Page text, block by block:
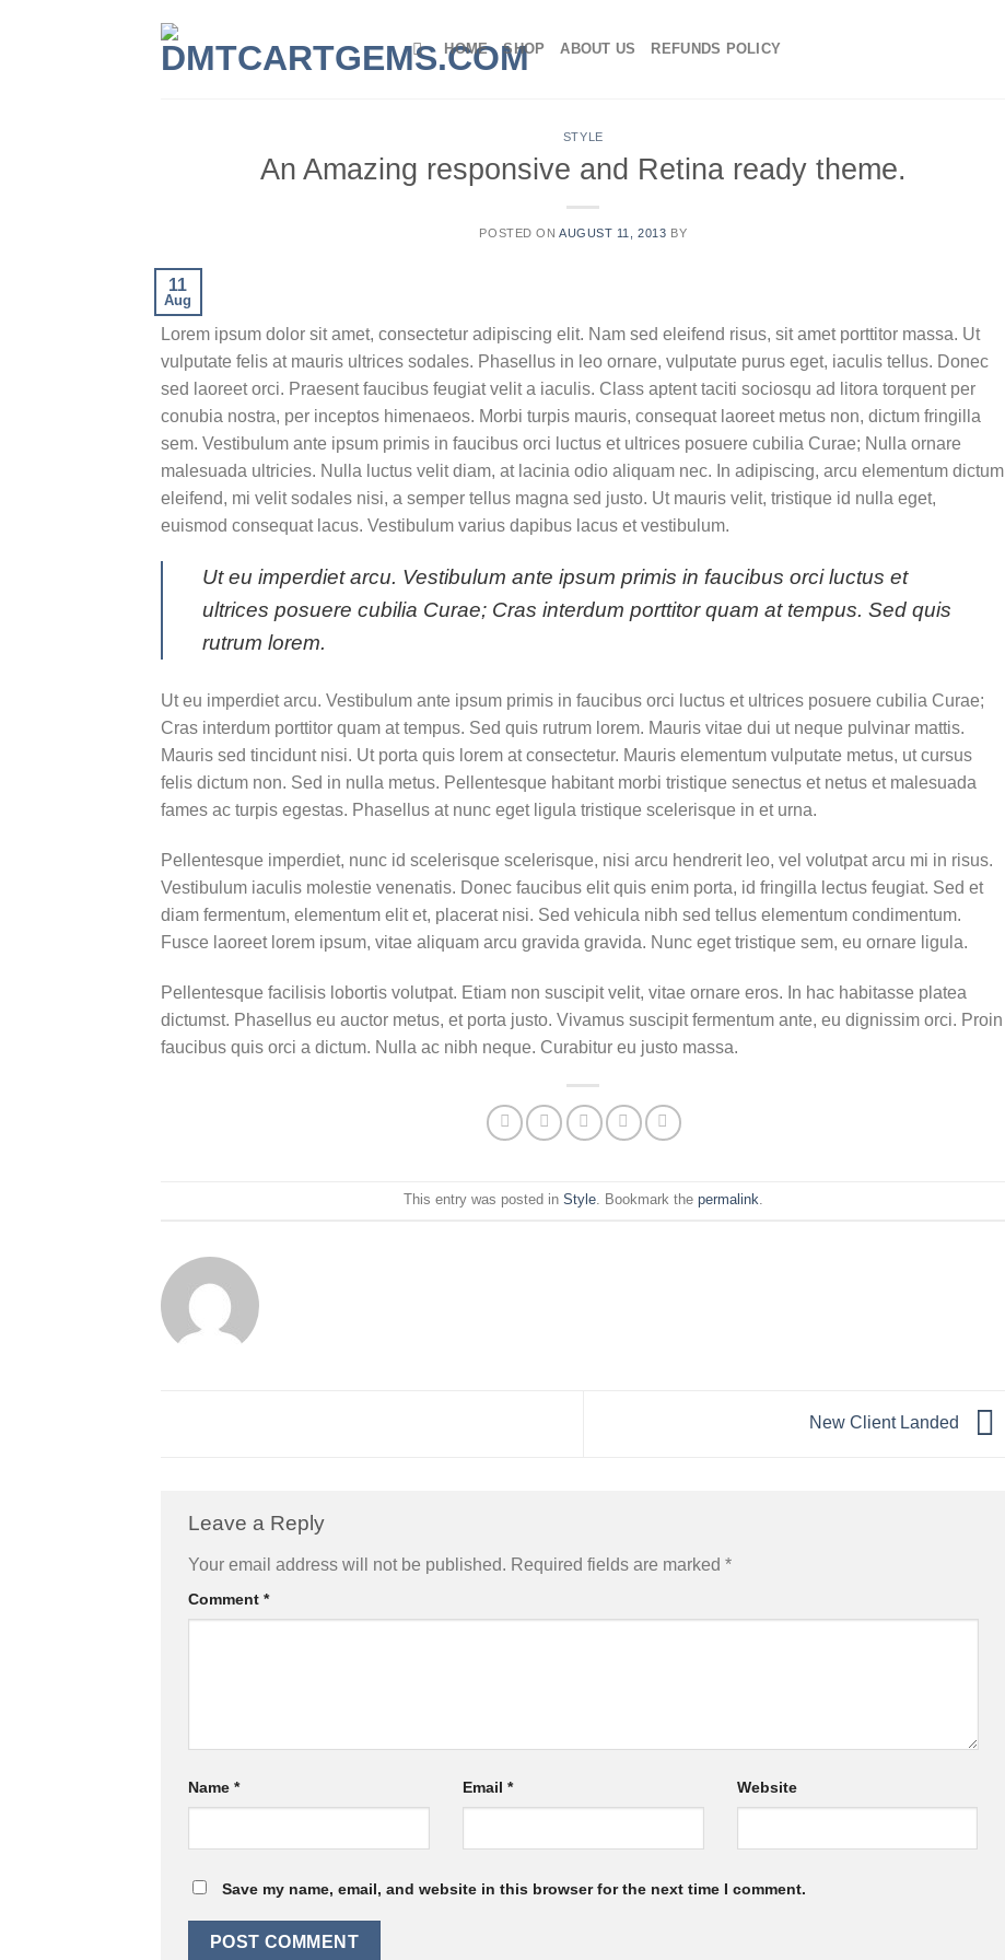
HOME SHOP ABOUT US REFUNDS POLICY
STYLE
An Amazing responsive and Retina ready theme.
POSTED ON AUGUST 11, 2013 BY
11
Aug
Lorem ipsum dolor sit amet, consectetur adipiscing elit. Nam sed eleifend risus, sit amet porttitor massa. Ut
vulputate felis at mauris ultrices sodales. Phasellus in leo ornare, vulputate purus eget, iaculis tellus. Donec
sed laoreet orci. Praesent faucibus feugiat velit a iaculis. Class aptent taciti sociosqu ad litora torquent per
conubia nostra, per inceptos himenaeos. Morbi turpis mauris, consequat laoreet metus non, dictum fringilla
sem. Vestibulum ante ipsum primis in faucibus orci luctus et ultrices posuere cubilia Curae; Nulla ornare
malesuada ultricies. Nulla luctus velit diam, at lacinia odio aliquam nec. In adipiscing, arcu elementum dictum
eleifend, mi velit sodales nisi, a semper tellus magna sed justo. Ut mauris velit, tristique id nulla eget,
euismod consequat lacus. Vestibulum varius dapibus lacus et vestibulum.
Ut eu imperdiet arcu. Vestibulum ante ipsum primis in faucibus orci luctus et
ultrices posuere cubilia Curae; Cras interdum porttitor quam at tempus. Sed quis
rutrum lorem.
Ut eu imperdiet arcu. Vestibulum ante ipsum primis in faucibus orci luctus et ultrices posuere cubilia Curae;
Cras interdum porttitor quam at tempus. Sed quis rutrum lorem. Mauris vitae dui ut neque pulvinar mattis.
Mauris sed tincidunt nisi. Ut porta quis lorem at consectetur. Mauris elementum vulputate metus, ut cursus
felis dictum non. Sed in nulla metus. Pellentesque habitant morbi tristique senectus et netus et malesuada
fames ac turpis egestas. Phasellus at nunc eget ligula tristique scelerisque in et urna.
Pellentesque imperdiet, nunc id scelerisque scelerisque, nisi arcu hendrerit leo, vel volutpat arcu mi in risus.
Vestibulum iaculis molestie venenatis. Donec faucibus elit quis enim porta, id fringilla lectus feugiat. Sed et
diam fermentum, elementum elit et, placerat nisi. Sed vehicula nibh sed tellus elementum condimentum.
Fusce laoreet lorem ipsum, vitae aliquam arcu gravida gravida. Nunc eget tristique sem, eu ornare ligula.
Pellentesque facilisis lobortis volutpat. Etiam non suscipit velit, vitae ornare eros. In hac habitasse platea
dictumst. Phasellus eu auctor metus, et porta justo. Vivamus suscipit fermentum ante, eu dignissim orci. Proin
faucibus quis orci a dictum. Nulla ac nibh neque. Curabitur eu justo massa.
This entry was posted in Style. Bookmark the permalink.
New Client Landed
Leave a Reply
Your email address will not be published. Required fields are marked *
Comment *
Name * Email * Website
Save my name, email, and website in this browser for the next time I comment.